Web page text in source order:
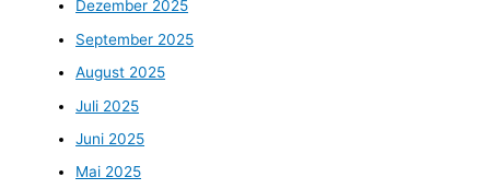
Dezember 2025
September 2025
August 2025
Juli 2025
Juni 2025
Mai 2025